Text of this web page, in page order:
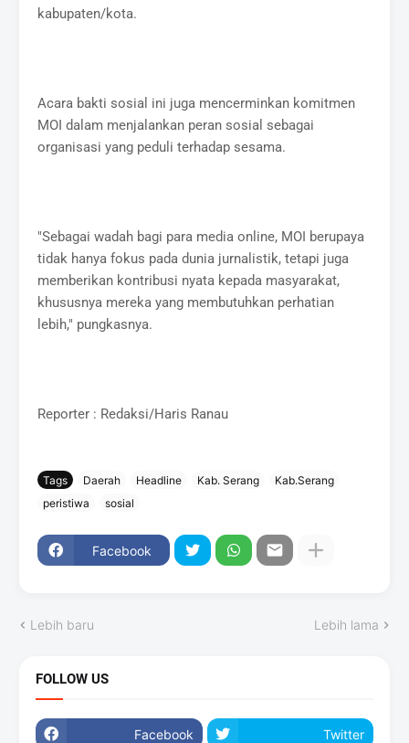
kabupaten/kota.
Acara bakti sosial ini juga mencerminkan komitmen
MOI dalam menjalankan peran sosial sebagai
organisasi yang peduli terhadap sesama.
"Sebagai wadah bagi para media online, MOI berupaya
tidak hanya fokus pada dunia jurnalistik, tetapi juga
memberikan kontribusi nyata kepada masyarakat,
khususnya mereka yang membutuhkan perhatian
lebih," pungkasnya.
Reporter : Redaksi/Haris Ranau
Tags Daerah Headline Kab. Serang
Kab.Serang
peristiwa
sosial
Facebook
Lebih baru Lebih lama
FOLLOW US
Facebook Twitter